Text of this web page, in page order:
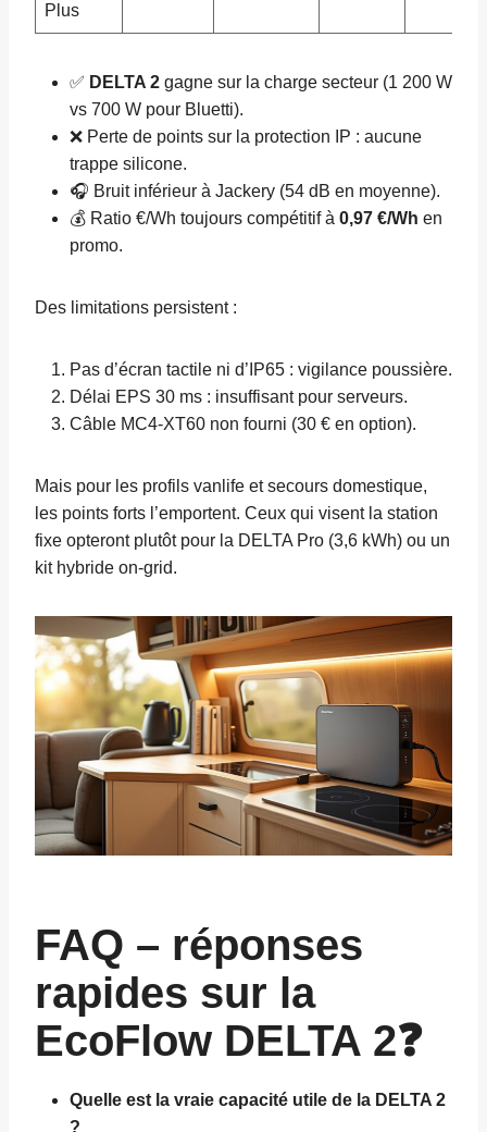
Plus
✅ DELTA 2 gagne sur la charge secteur (1 200 W
vs 700 W pour Bluetti).
❌ Perte de points sur la protection IP : aucune
trappe silicone.
🎧 Bruit inférieur à Jackery (54 dB en moyenne).
💰 Ratio €/Wh toujours compétitif à 0,97 €/Wh en
promo.
Des limitations persistent :
Pas d’écran tactile ni d’IP65 : vigilance poussière.
Délai EPS 30 ms : insuffisant pour serveurs.
Câble MC4-XT60 non fourni (30 € en option).
Mais pour les profils vanlife et secours domestique,
les points forts l’emportent. Ceux qui visent la station
fixe opteront plutôt pour la DELTA Pro (3,6 kWh) ou un
kit hybride on-grid.
FAQ – réponses
rapides sur la
EcoFlow DELTA 2❓
Quelle est la vraie capacité utile de la DELTA 2
?